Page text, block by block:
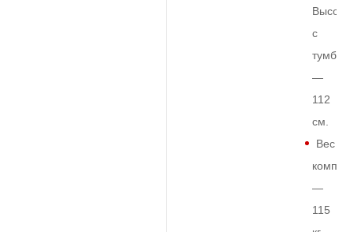
Высота
с
тумбой
—
112
см.
Вес
—
115